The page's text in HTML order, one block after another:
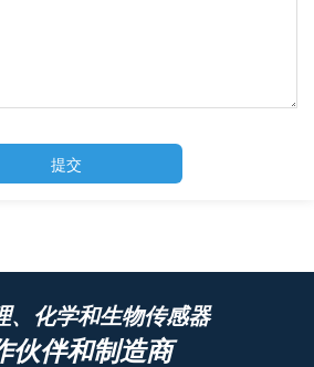
提交
、化学和生物传感器
伙伴和制造商